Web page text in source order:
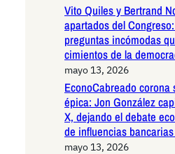
Vito Quiles y Bertrand
apartados del
preguntas incómodas
cimientos de la
mayo 13, 2026
EconoCabreado corona
épica: Jon González
X, dejando el debate
de influencias
mayo 13, 2026